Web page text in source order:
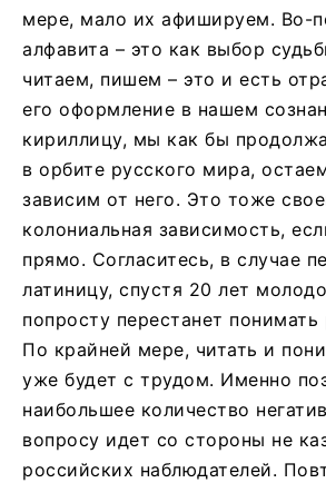
мере, мало их афишируем. Во-
алфавита – это как выбор
читаем, пишем – это и есть
его оформление в нашем
кириллицу, мы как бы
в орбите русского мира,
зависим от него. Это тоже
колониальная зависимость,
прямо. Согласитесь, в случае
латиницу, спустя 20 лет
попросту перестанет понимать
По крайней мере, читать и
уже будет с трудом. Именно
наибольшее количество
вопросу идет со стороны не
российских наблюдателей.